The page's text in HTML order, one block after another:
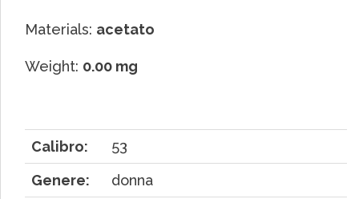
Materials: acetato
Weight: 0.00 mg
Calibro:
53
Genere:
donna